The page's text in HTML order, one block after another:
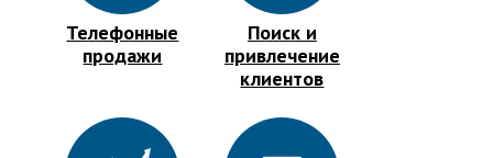
Телефонные
продажи
Поиск и
привлечение
клиентов